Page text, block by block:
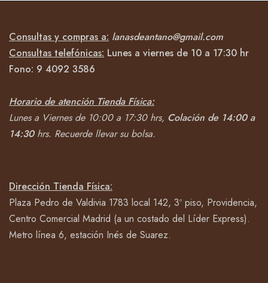
Consultas y compras a: lanasdeantano@gmail.com
Consultas telefónicas: Lunes a viernes de 10 a 17:30 hr
Fono: 9 4092 3586
Horario de atención Tienda Física:
Lunes a Viernes de 10:00 a 17:30 hrs, Colación de 14:00 a
14:30hrs. Recuerde llevar su bolsa.
Dirección Tienda Física:
Plaza Pedro de Valdivia 1783 local 142, 3º piso, Providencia,
Centro Comercial Madrid (a un costado del Líder Express).
Metro línea 6, estación Inés de Suarez.